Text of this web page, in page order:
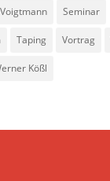
Seminar
Taping Vortrag
Kößl